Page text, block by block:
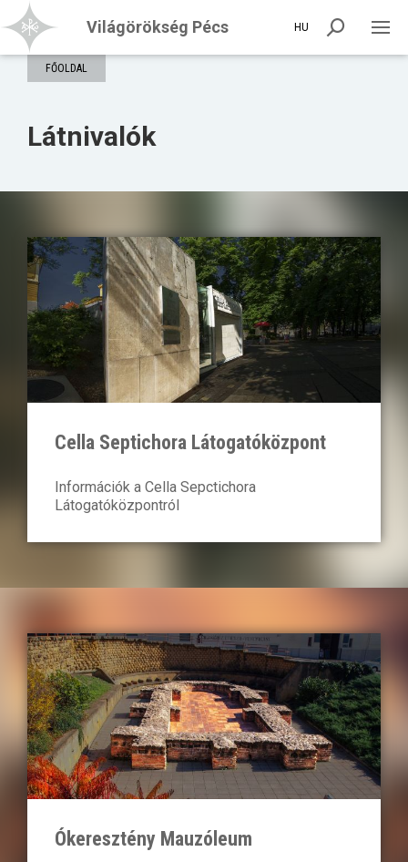
Világörökség Pécs HU
FŐOLDAL
Látnivalók
Cella Septichora Látogatóközpont
Információk a Cella Sepctichora
Látogatóközpontról
Ókeresztény Mauzóleum